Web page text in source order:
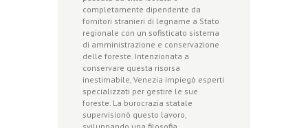
completamente dipendente da
fornitori stranieri di legname a Stato
regionale con un sofisticato sistema
di amministrazione e conservazione
delle foreste. Intenzionata a
conservare questa risorsa
inestimabile, Venezia impiegò esperti
specializzati per gestire le sue
foreste. La burocrazia statale
supervisionò questo lavoro,